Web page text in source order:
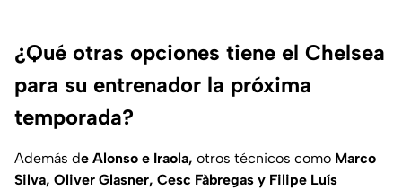
¿Qué otras opciones tiene el Chelsea
para su entrenador la próxima
temporada?
Además de Alonso e Iraola, otros técnicos como Marco
Silva, Oliver Glasner, Cesc Fàbregas y Filipe Luís